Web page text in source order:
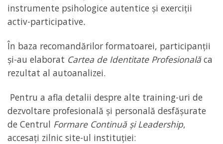
instrumente psihologice autentice și exerciții
activ-participative.
În baza recomandărilor formatoarei, participanții
și-au elaborat Cartea de Identitate Profesionalăca
rezultat al autoanalizei.
Pentru a afla detalii despre alte training-uri de
dezvoltare profesională și personală desfășurate
de Centrul Formare Continuă și Leadership,
accesați zilnic site-ul instituției: